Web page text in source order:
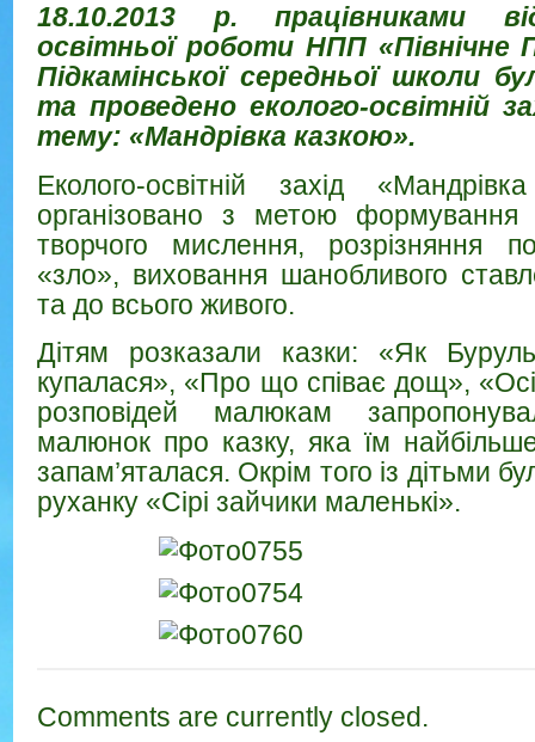
18.10.2013 р. працівниками
освітньої роботи НПП «Північне
Підкамінської середньої школи
та проведено еколого-освітній
тему: «Мандрівка казкою».
Еколого-освітній захід
організовано з метою
творчого мислення, розрізняння
«зло», виховання шанобливого
та до всього живого.
Дітям розказали казки: «Як
купалася», «Про що співає дощ»,
розповідей малюкам
малюнок про казку, яка їм
запам’яталася. Окрім того із дітьми
руханку «Сірі зайчики маленькі».
Comments are currently closed.